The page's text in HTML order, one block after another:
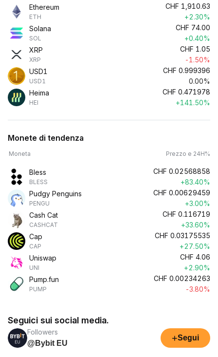
Ethereum
ETH
CHF 1,910.63
+2.30%
Solana
SOL
CHF 74.00
+0.40%
XRP
XRP
CHF 1.05
-1.50%
USD1
USD1
CHF 0.999396
0.00%
Heima
HEI
CHF 0.471978
+141.50%
Monete di tendenza
Moneta Prezzo e 24H%
Bless
BLESS
CHF 0.02568858
+83.40%
Pudgy Penguins
PENGU
CHF 0.00629459
+3.00%
Cash Cat
CASHCAT
CHF 0.116719
+33.60%
Cap
CAP
CHF 0.03175535
+27.50%
Uniswap
UNI
CHF 4.06
+2.90%
Pump.fun
PUMP
CHF 0.00234263
-3.80%
Seguici sui social media.
Followers
@Bybit EU
+Segui